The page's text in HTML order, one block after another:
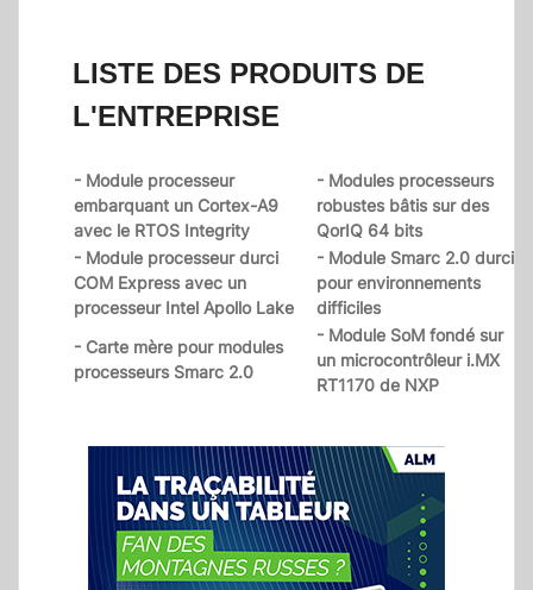
LISTE DES PRODUITS DE
L'ENTREPRISE
- Module processeur
embarquant un Cortex-A9
avec le RTOS Integrity
- Modules processeurs
robustes bâtis sur des
QorIQ 64 bits
- Module processeur durci
COM Express avec un
processeur Intel Apollo Lake
- Module Smarc 2.0 durci
pour environnements
difficiles
- Carte mère pour modules
processeurs Smarc 2.0
- Module SoM fondé sur
un microcontrôleur i.MX
RT1170 de NXP